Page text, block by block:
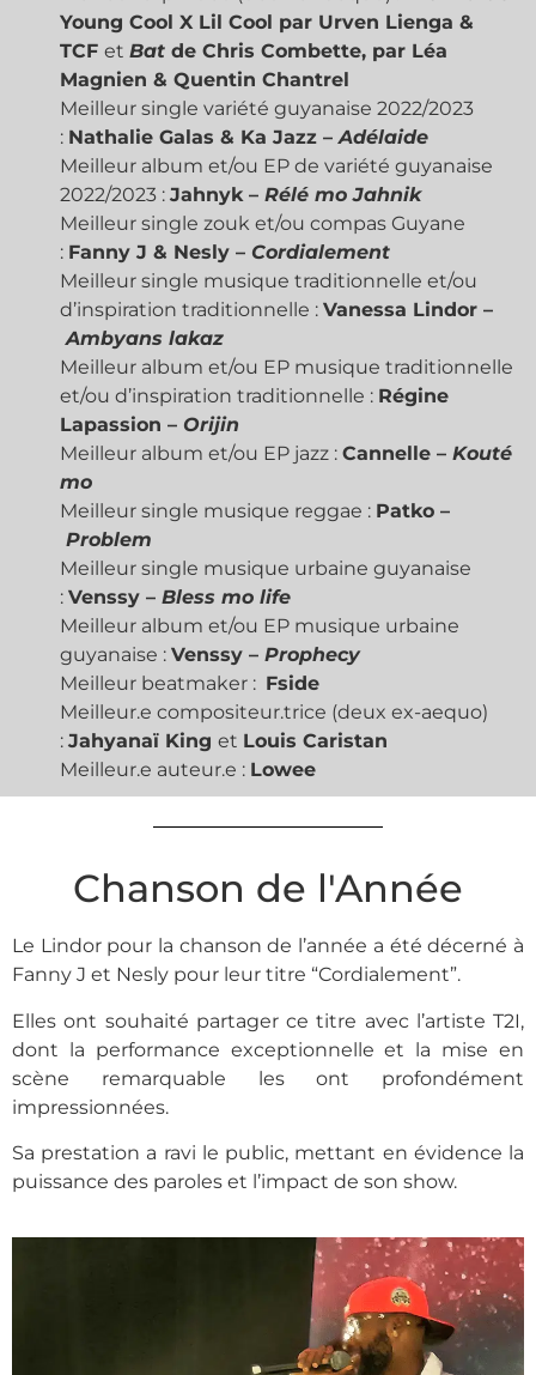
Young Cool X Lil Cool par Urven Lienga &
TCF et Bat de Chris Combette, par Léa
Magnien & Quentin Chantrel
Meilleur single variété guyanaise 2022/2023
: Nathalie Galas & Ka Jazz –Adélaide
Meilleur album et/ou EP de variété guyanaise
2022/2023 : Jahnyk – Rélé mo Jahnik
Meilleur single zouk et/ou compas Guyane
: Fanny J & Nesly – Cordialement
Meilleur single musique traditionnelle et/ou
d’inspiration traditionnelle : Vanessa Lindor –
Ambyans lakaz
Meilleur album et/ou EP musique traditionnelle
et/ou d’inspiration traditionnelle : Régine
Lapassion – Orijin
Meilleur album et/ou EP jazz : Cannelle – Kouté
mo
Meilleur single musique reggae : Patko –
Problem
Meilleur single musique urbaine guyanaise
: Venssy – Bless mo life
Meilleur album et/ou EP musique urbaine
guyanaise : Venssy – Prophecy
Meilleur beatmaker : Fside
Meilleur.e compositeur.trice (deux ex-aequo)
: Jahyanaï King et Louis Caristan
Meilleur.e auteur.e : Lowee
Chanson de l'Année
Le Lindor pour la chanson de l’année a été décerné à
Fanny J et Nesly pour leur titre “Cordialement”.
Elles ont souhaité partager ce titre avec l’artiste T2I,
dont la performance exceptionnelle et la mise en
scène remarquable les ont profondément
impressionnées.
Sa prestation a ravi le public, mettant en évidence la
puissance des paroles et l’impact de son show.